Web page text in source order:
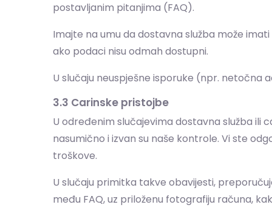
postavljanim pitanjima (FAQ).
Imajte na umu da dostavna služba može
ako podaci nisu odmah dostupni.
U slučaju neuspješne isporuke (npr.
3.3 Carinske pristojbe
U određenim slučajevima dostavna služba ili
nasumično i izvan su naše kontrole. Vi ste
troškove.
U slučaju primitka takve obavijesti,
među FAQ, uz priloženu fotografiju računa,